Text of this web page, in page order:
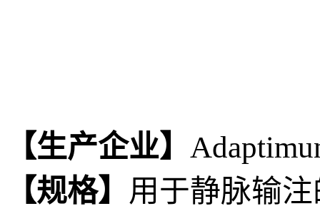
【生产企业】
【规格】 用于静脉输